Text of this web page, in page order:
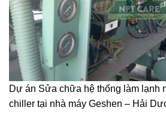
Dự án Sửa chữa hệ thống làm lạnh
chiller tại nhà máy Geshen – Hải